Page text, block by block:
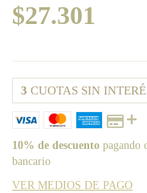
$27.301
3 CUOTAS SIN
10% de descuento pagando
bancario
VER MEDIOS DE PAGO